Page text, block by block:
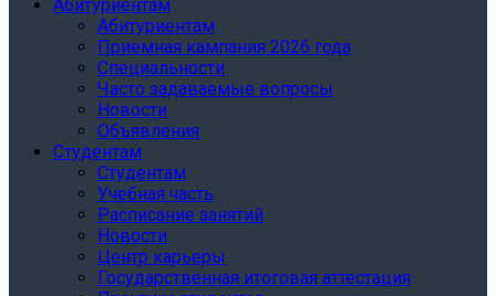
Абитуриентам
Абитуриентам
Приемная кампания 2026 года
Специальности
Часто задаваемые вопросы
Новости
Объявления
Студентам
Студентам
Учебная часть
Расписание занятий
Новости
Центр карьеры
Государственная итоговая аттестация